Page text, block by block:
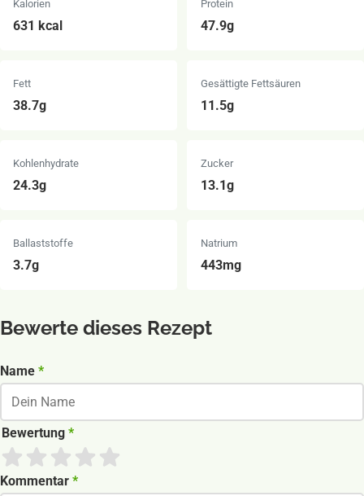
Kalorien
631 kcal
Protein
47.9g
Fett
38.7g
Gesättigte Fettsäuren
11.5g
Kohlenhydrate
24.3g
Zucker
13.1g
Ballaststoffe
3.7g
Natrium
443mg
Bewerte dieses Rezept
Nicht ausfüllen wenn du ein Mensch bist:
Name *
Bewertung *
Kommentar *